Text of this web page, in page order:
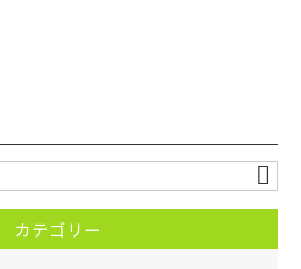
カテゴリー